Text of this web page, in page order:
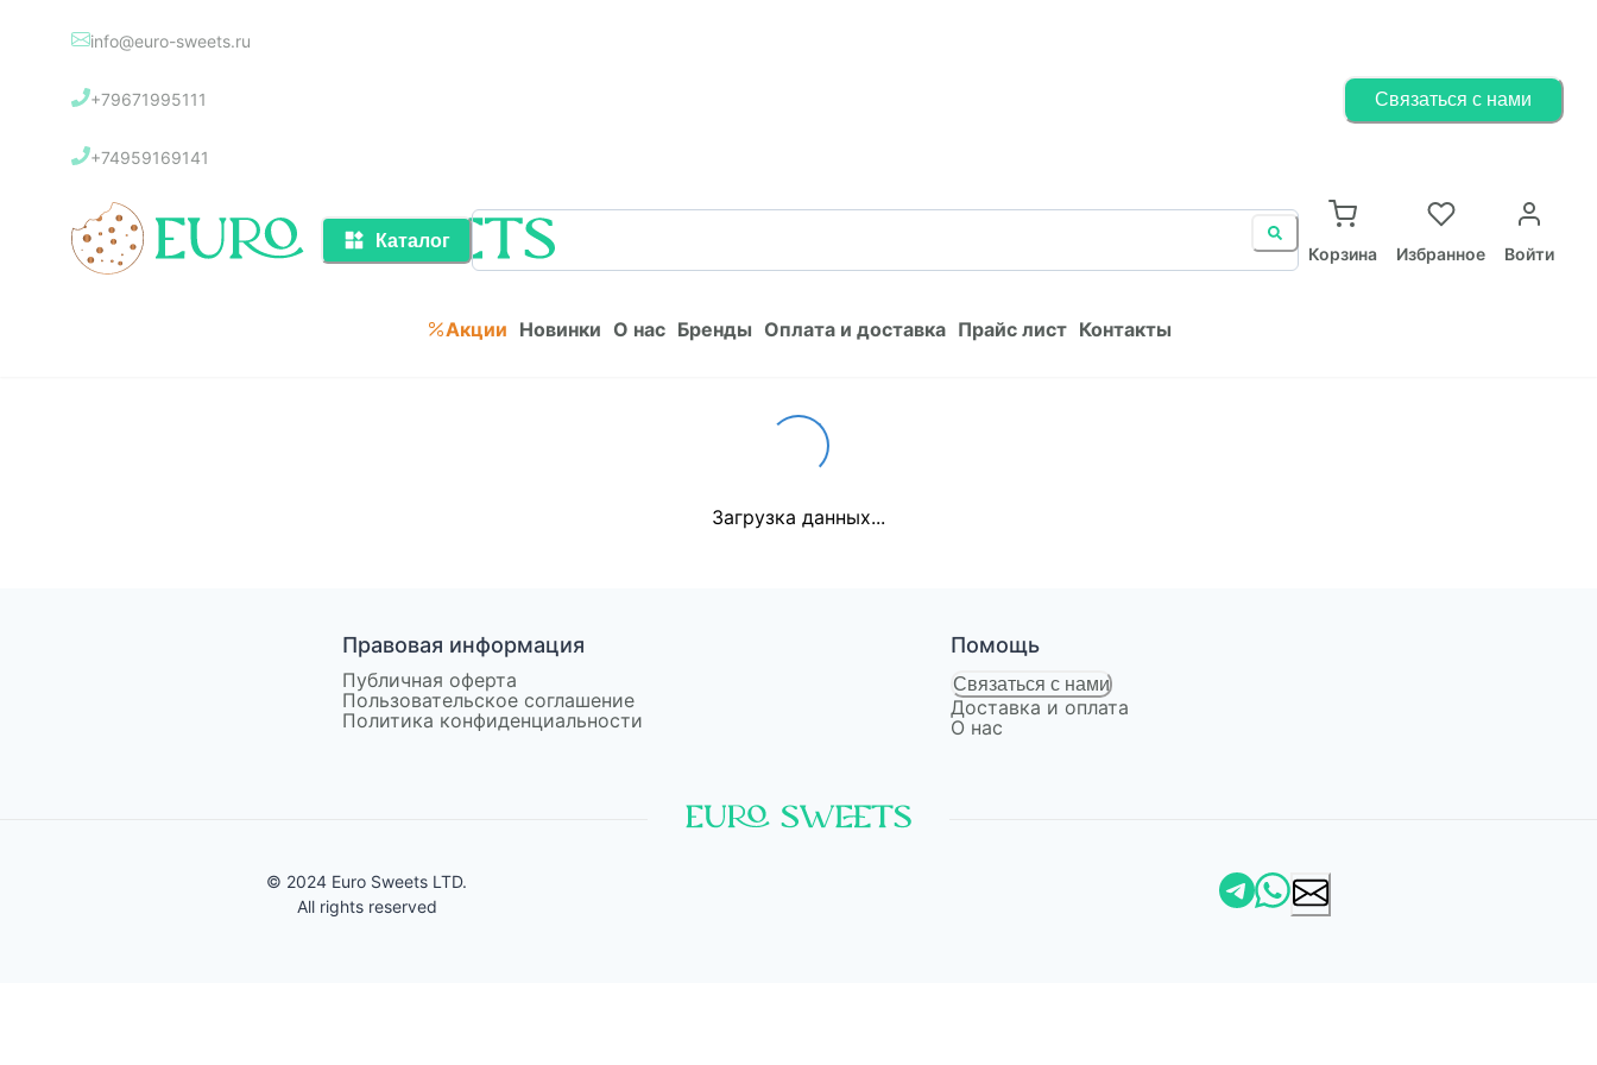
info@euro-sweets.ru
+79671995111
+74959169141
Связаться с нами
Каталог
Корзина Избранное Войти
Акции Новинки О нас Бренды Оплата и доставка Прайс лист Контакты
Loading...
Загрузка данных...
Правовая информация
Публичная оферта
Пользовательское соглашение
Политика конфиденциальности
Помощь
Связаться с нами
Доставка и оплата
О нас
© 2024 Euro Sweets LTD.
All rights reserved